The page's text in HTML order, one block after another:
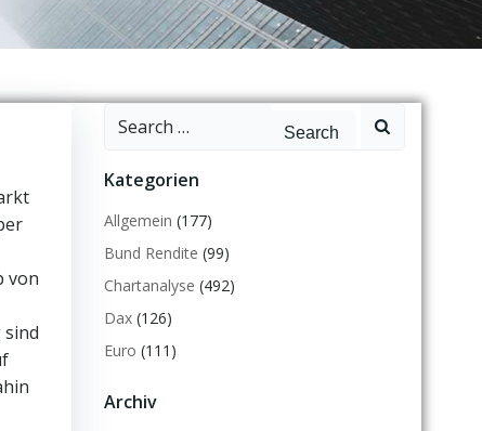
von
Search
Kategorien
Allgemein (177)
Bund Rendite (99)
Chartanalyse (492)
Dax (126)
Euro (111)
Archiv